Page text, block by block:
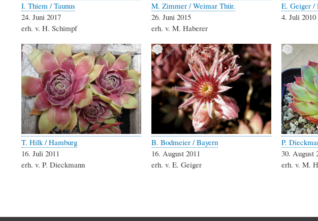
I. Thiem / Taunus
24. Juni 2017
erh. v. H. Schimpf
M. Zimmer / Weimar Thür.
26. Juni 2015
erh. v. M. Haberer
E. Geiger /
4. Juli 2010
T. Hilk / Hamburg
16. Juli 2011
erh. v. P. Dieckmann
B. Bodmeier / Bayern
16. August 2011
erh. v. E. Geiger
P.
30. August
erh. v. M.